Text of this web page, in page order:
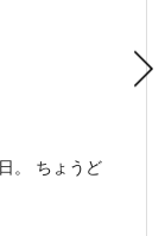
。 ちょうど
いきま
ができま
た。 西洋音
もうすぐピ